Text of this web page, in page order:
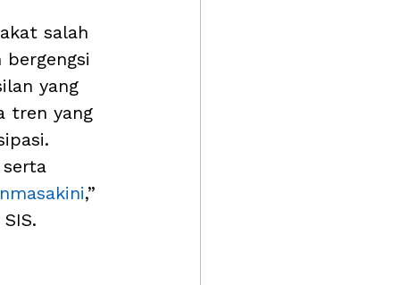
salah
yang
tren yang
,”